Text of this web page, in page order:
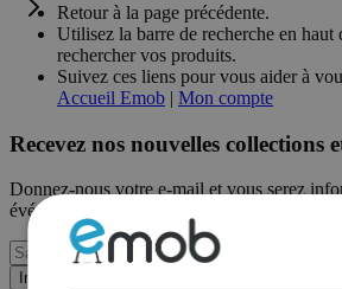
Retour à la page précédente.
Utilisez la barre de recherche en haut
rechercher vos produits.
Suivez ces liens pour vous aider à
Accueil Emob | Mon compte
Recevez nos nouvelles collections
Donnez-nous votre e-mail et vous serez
événements sur une base mensuelle.
Inscription